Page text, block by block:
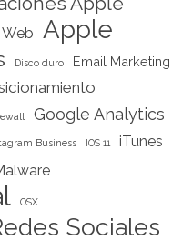
Apple
Disco duro Email Marketing
Google Analytics
Business IOS 11 iTunes
OSX
Sociales